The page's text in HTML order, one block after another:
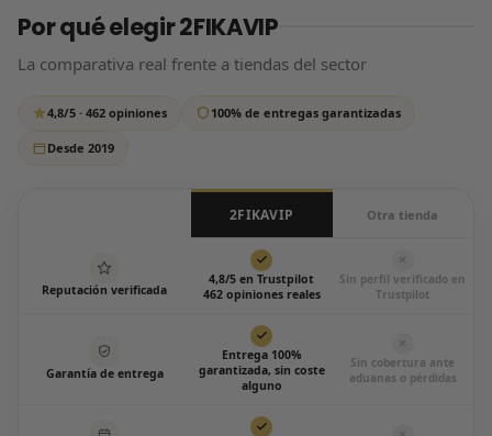
tus datos de pago, así que tu compra está 100% protegida.
que si tardamos un poco más de lo habitual, tranquilo:
respondemos siempre, sin excepción.
Por qué elegir 2FIKAVIP
La comparativa real frente a tiendas del sector
4,8/5 · 462 opiniones 100% de entregas garantizadas
Desde 2019
2FIKAVIP Otra tienda
Reputación verificada
4,8/5 en Trustpilot
462 opiniones reales
Sin perfil verificado en
Trustpilot
Garantía de entrega
Entrega 100%
garantizada, sin coste
alguno
Sin cobertura ante
aduanas o pérdidas